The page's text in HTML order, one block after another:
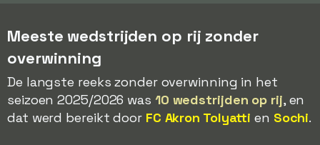
Meeste wedstrijden op rij zonder
overwinning
De langste reeks zonder overwinning in het
seizoen 2025/2026 was 10 wedstrijden op rij, en
dat werd bereikt door FC Akron Tolyatti en Sochi.